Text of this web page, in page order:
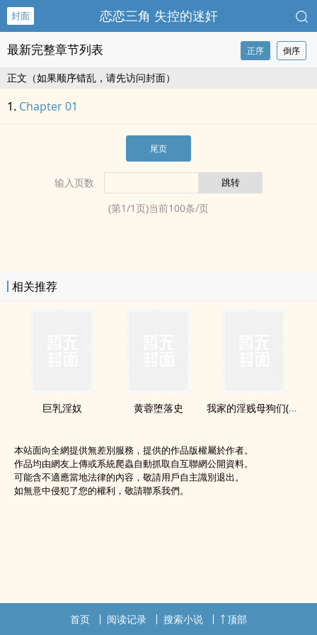
封面 恋恋三角 失控的‍迷​​奸‎
最新完整章节列表 正序 倒序
正文（如果顺序错乱，请先访问封面）
Chapter 01
尾页
输入页数
(第1/1页)当前100条/页
相关推荐
‎巨‌‎乳‌‎淫奴 黄蓉堕落史 我家的‎​‎淫‎‎贱​‍­母狗们(妈妈篇)
本站面向全網提供無差別服務，提供的作品版權屬於作者。
作品均由網友上傳或系統爬蟲自動抓取自互聯網公開資料。
可能含不適應當地法律的內容，敬請用戶自主識別退出。
如無意中侵犯了您的權利，敬請聯系我們。
首页 阅读记录 搜索小说 顶部